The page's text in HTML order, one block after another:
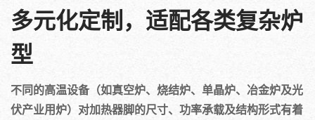
多元化定制，适配各类复杂炉
型
不同的高温设备（如真空炉、烧结炉、单晶炉、冶金炉及光
伏产业用炉）对加热器脚的尺寸、功率承载及结构形式有着